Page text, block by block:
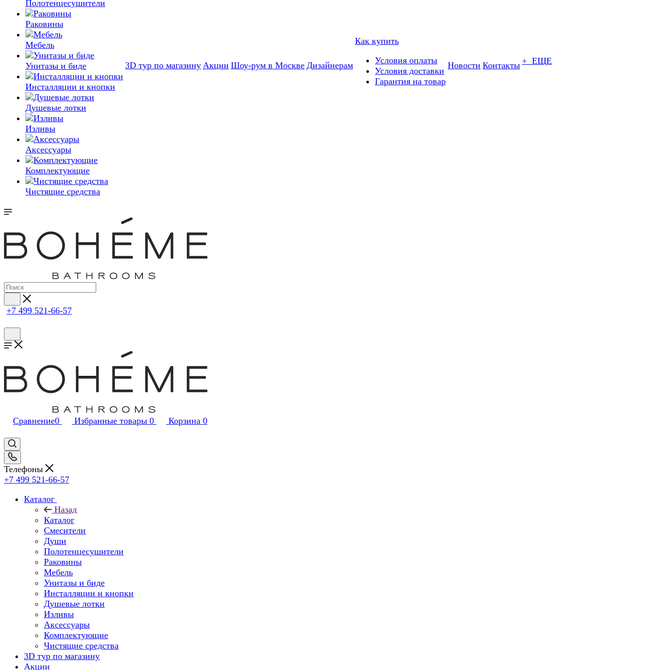
Полотенцесушители
Раковины
Мебель
Унитазы и биде
Инсталляции и кнопки
Душевые лотки
Изливы
Аксессуары
Комплектующие
Чистящие средства
3D тур по магазину Акции Шоу-рум в Москве Дизайнерам
Как купить
Условия оплаты
Условия доставки
Гарантия на товар
Новости Контакты + ЕЩЕ
+7 499 521-66-57
Сравнение0 Избранные товары 0 Корзина 0
Телефоны
+7 499 521-66-57
Каталог
Назад
Каталог
Смесители
Души
Полотенцесушители
Раковины
Мебель
Унитазы и биде
Инсталляции и кнопки
Душевые лотки
Изливы
Аксессуары
Комплектующие
Чистящие средства
3D тур по магазину
Акции